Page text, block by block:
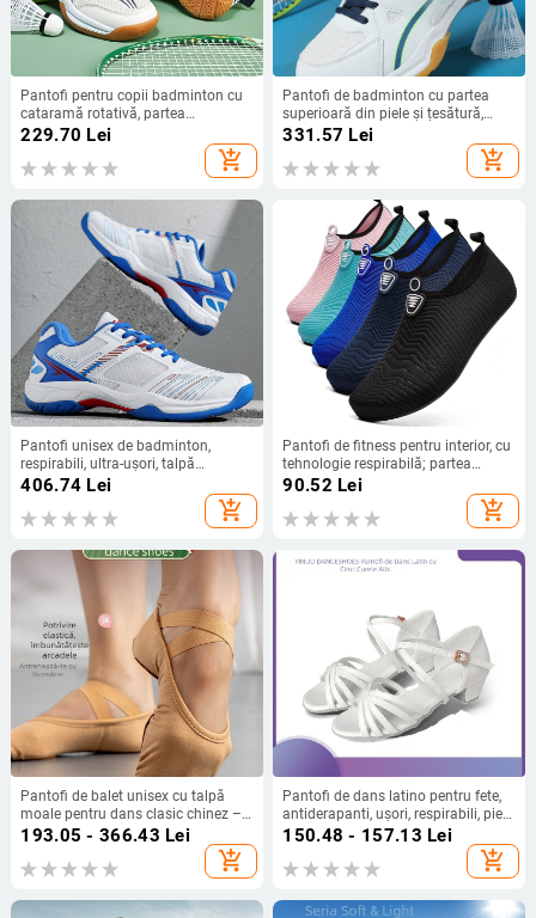
Pantofi pentru copii badminton cu
cataramă rotativă, partea
superioară din plasă respirabilă,
talpă din cauciuc antiderapant
229.70 Lei
add_shopping_cart
Pantofi de badminton cu partea
superioară din piele și țesătură,
talpă EVA, talpă din cauciuc
331.57 Lei
add_shopping_cart
Pantofi unisex de badminton,
respirabili, ultra-ușori, talpă
antiderapantă din cauciuc, partea
406.74 Lei
add_shopping_cart
Pantofi de fitness pentru interior, cu
tehnologie respirabilă; partea
superioară Air Layer + material
textil, talpă din cauciuc, guler
scăzut, toc plat
90.52 Lei
add_shopping_cart
Pantofi de balet unisex cu talpă
moale pentru dans clasic chinez –
practică de balet pentru copii și
Practică)
193.05 - 366.43 Lei
add_shopping_cart
Pantofi de dans latino pentru fete,
antiderapanti, ușori, respirabili, piele
artificială
150.48 - 157.13 Lei
add_shopping_cart